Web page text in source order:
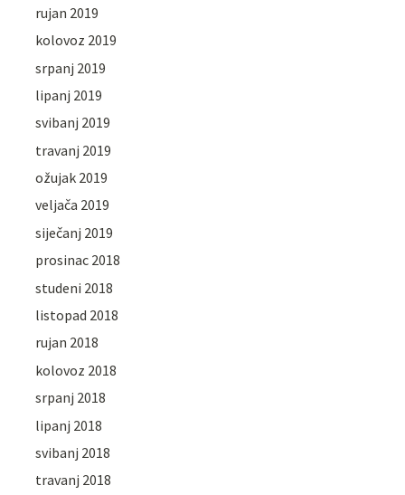
rujan 2019
kolovoz 2019
srpanj 2019
lipanj 2019
svibanj 2019
travanj 2019
ožujak 2019
veljača 2019
siječanj 2019
prosinac 2018
studeni 2018
listopad 2018
rujan 2018
kolovoz 2018
srpanj 2018
lipanj 2018
svibanj 2018
travanj 2018